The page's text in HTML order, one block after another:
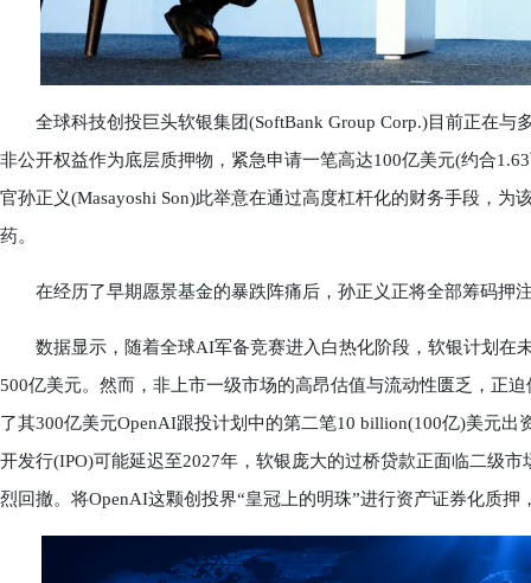
全球科技创投巨头软银集团(SoftBank Group Corp.)目前正在与
非公开权益作为底层质押物，紧急申请一笔高达100亿美元(约合
官孙正义(Masayoshi Son)此举意在通过高度杠杆化的财务手段，
药。
在经历了早期愿景基金的暴跌阵痛后，孙正义正将全部筹码押
数据显示，随着全球AI军备竞赛进入白热化阶段，软银计划在
500亿美元。然而，非上市一级市场的高昂估值与流动性匮乏，正
了其300亿美元OpenAI跟投计划中的第二笔10 billion(100亿)美元
开发行(IPO)可能延迟至2027年，软银庞大的过桥贷款正面临二级
烈回撤。将OpenAI这颗创投界“皇冠上的明珠”进行资产证券化质